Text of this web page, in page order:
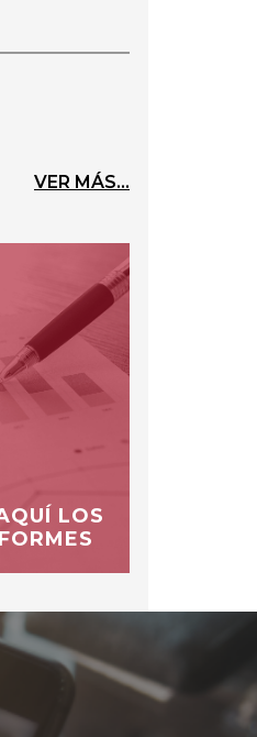
VER MÁS...
LOS